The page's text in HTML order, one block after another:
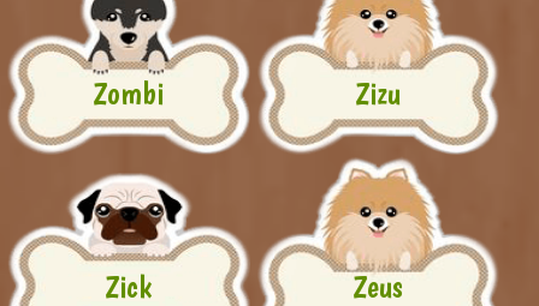
Zombi Zizu
Zick Zeus